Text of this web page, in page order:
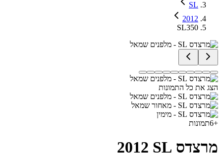
SL
2012
SL350
הצג את כל התמונות
+
6תמונות
מרצדס SL 2012